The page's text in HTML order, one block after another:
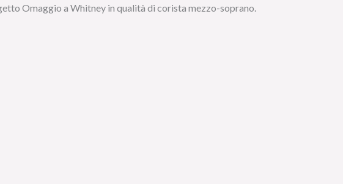
Omaggio a Whitney in qualità di corista mezzo-soprano.